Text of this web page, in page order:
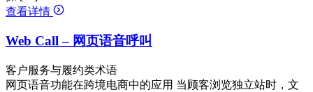
查看详情
Web Call – 网页语音呼叫
客户服务与履约类术语
网页语音功能在跨境电商中的应用 当顾客浏览独立站时，文